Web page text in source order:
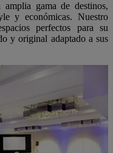
gama de destinos,
y económicas. Nuestro
perfectos para su
y original adaptado a sus